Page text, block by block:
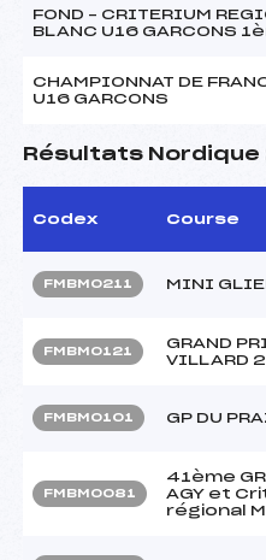
FOND – CRITERIUM
BLANC U16 GARCONS
CHAMPIONNAT DE
U16 GARCONS
Résultats Nordique
Codex Course
FMBM0211 MINI
FMBM0121
GRAND
VILLARD
FMBM0101 GP DU
FMBM0081
41ème
AGY et
régional